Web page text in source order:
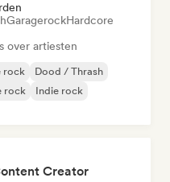
GaragerockHardcore
over artiesten
rock
Dood / Thrash
rock
Indie rock
Creator